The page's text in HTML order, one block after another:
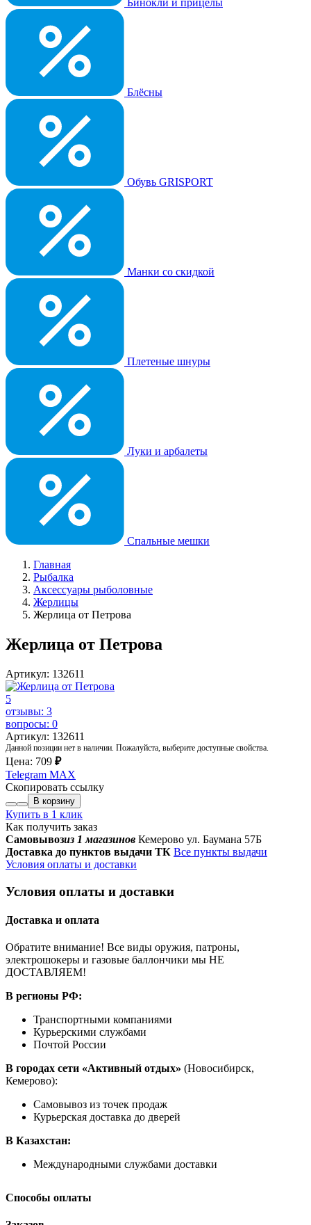
Бинокли и прицелы
Блёсны
Обувь GRISPORT
Манки со скидкой
Плетеные шнуры
Луки и арбалеты
Спальные мешки
Главная
Рыбалка
Аксессуары рыболовные
Жерлицы
Жерлица от Петрова
Жерлица от Петрова
Артикул: 132611
5
отзывы: 3
вопросы: 0
Артикул: 132611
Данной позиции нет в наличии. Пожалуйста, выберите доступные свойства.
Цена: 709 ₽
Telegram MAX
Скопировать ссылку
В корзину
Купить в 1 клик
Как получить заказ
Самовывозиз 1 магазинов Кемерово ул. Баумана 57Б
Доставка до пунктов выдачи ТК Все пункты выдачи
Условия оплаты и доставки
Условия оплаты и доставки
Доставка и оплата
Обратите внимание! Все виды оружия, патроны,
электрошокеры и газовые баллончики мы НЕ
ДОСТАВЛЯЕМ!
В регионы РФ:
Транспортными компаниями
Курьерскими службами
Почтой России
В городах сети «Активный отдых» (Новосибирск,
Кемерово):
Самовывоз из точек продаж
Курьерская доставка до дверей
В Казахстан:
Международными службами доставки
Способы оплаты